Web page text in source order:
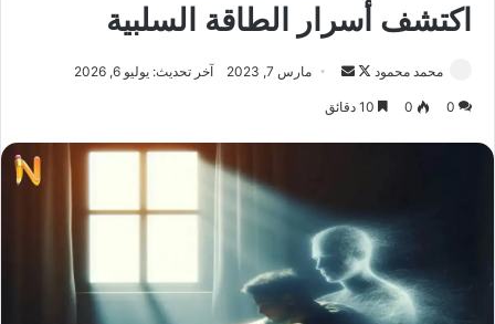
اكتشف أسرار الطاقة السلبية
محمد محمود
ت
ى
X
ر
ي
ا
إ
مارس 7, 2023 آخر تحديث: يوليو 6, 2026
0
0